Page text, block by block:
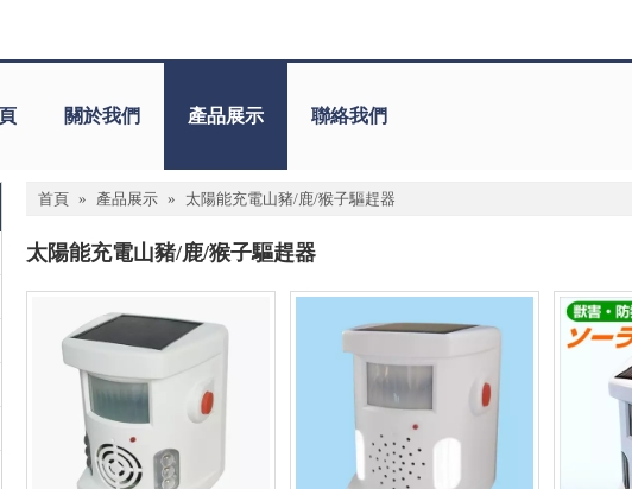
關於我們 產品展示 聯絡我們
首頁 » 產品展示 » 太陽能充電山豬/鹿/猴子驅趕器
太陽能充電山豬/鹿/猴子驅趕器